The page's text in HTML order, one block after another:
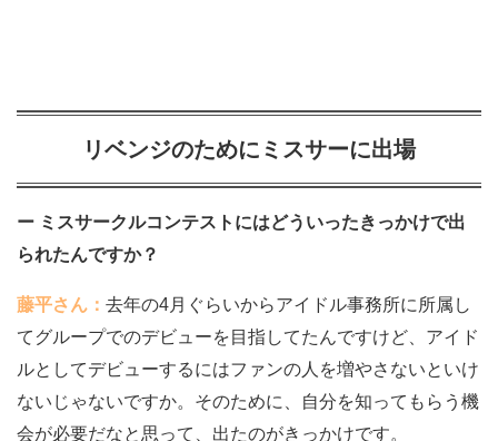
リベンジのためにミスサーに出場
ー ミスサークルコンテストにはどういったきっかけで出
られたんですか？
藤平さん： 去年の4月ぐらいからアイドル事務所に所属し
てグループでのデビューを目指してたんですけど、アイド
ルとしてデビューするにはファンの人を増やさないといけ
ないじゃないですか。そのために、自分を知ってもらう機
会が必要だなと思って、出たのがきっかけです。